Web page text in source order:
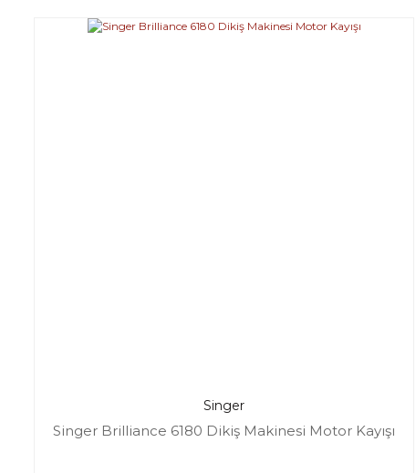
Singer
Singer Brilliance 6180 Dikiş Makinesi Motor Kayışı